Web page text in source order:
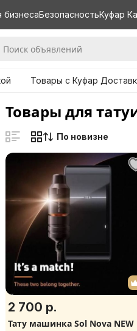
бизнесаБезопасностьКуфар
Товары с Куфар
Товары для
По новизне
2 700 р.
Тату машинка Sol Nova NEW